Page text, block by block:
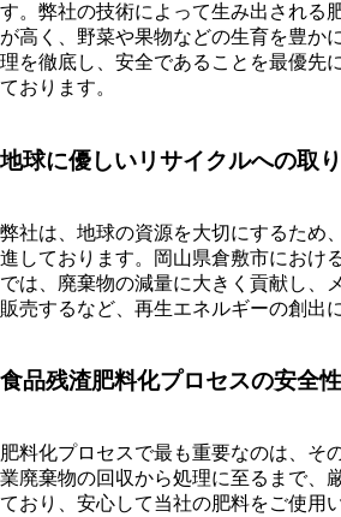
す。弊社の技術によって生み出される
が高く、野菜や果物などの生育を豊か
理を徹底し、安全であることを最優先
ております。
地球に優しいリサイクルへの取
弊社は、地球の資源を大切にするため
進しております。岡山県倉敷市におけ
では、廃棄物の減量に大きく貢献し、
販売するなど、再生エネルギーの創出
食品残渣肥料化プロセスの安全
肥料化プロセスで最も重要なのは、そ
業廃棄物の回収から処理に至るまで、
ており、安心して当社の肥料をご使用